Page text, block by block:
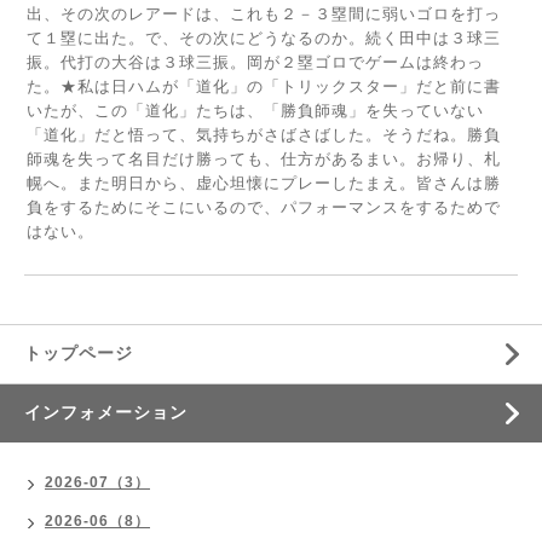
出、その次のレアードは、これも２－３塁間に弱いゴロを打っ
て１塁に出た。で、その次にどうなるのか。続く田中は３球三
振。代打の大谷は３球三振。岡が２塁ゴロでゲームは終わっ
た。★私は日ハムが「道化」の「トリックスター」だと前に書
いたが、この「道化」たちは、「勝負師魂」を失っていない
「道化」だと悟って、気持ちがさばさばした。そうだね。勝負
師魂を失って名目だけ勝っても、仕方があるまい。お帰り、札
幌へ。また明日から、虚心坦懐にプレーしたまえ。皆さんは勝
負をするためにそこにいるので、パフォーマンスをするためで
はない。
トップページ
インフォメーション
2026-07（3）
2026-06（8）